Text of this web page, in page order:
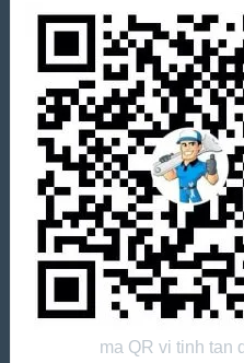
ma QR vi tinh tan